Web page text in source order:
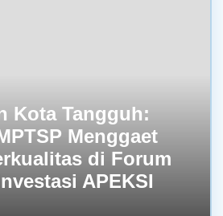
Kota Tangguh:
Menggaet
di Forum
APEKSI